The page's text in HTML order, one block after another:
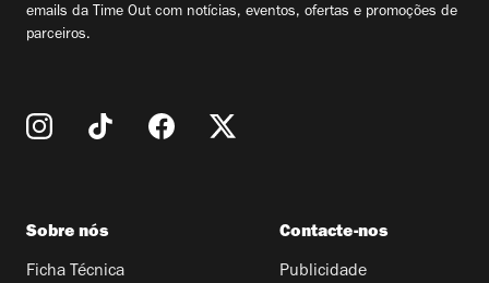
emails da Time Out com notícias, eventos, ofertas e promoções de
parceiros.
Sobre nós
Ficha Técnica
Contacte-nos
Publicidade